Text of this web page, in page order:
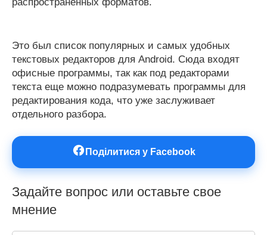
Это был список популярных и самых удобных
текстовых редакторов для Android. Сюда входят
офисные программы, так как под редакторами
текста еще можно подразумевать программы для
редактирования кода, что уже заслуживает
отдельного разбора.
Поділитися у Facebook
Задайте вопрос или оставьте свое
мнение